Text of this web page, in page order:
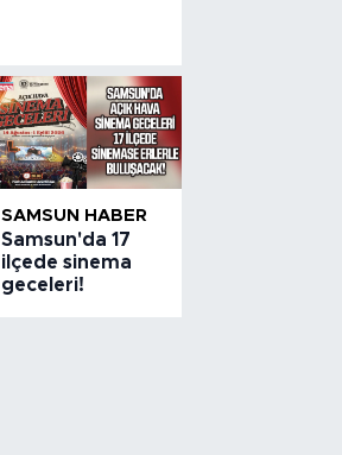
SAMSUN HABER
Samsun'da 17
ilçede sinema
geceleri!